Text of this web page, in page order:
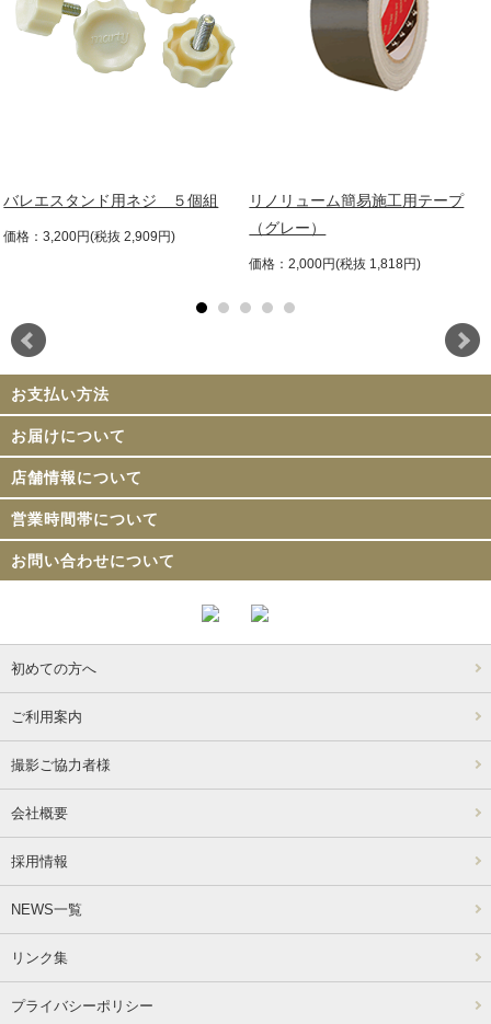
バレエスタンド用ネジ ５個組
価格：3,200円(税抜 2,909円)
リノリューム簡易施工用テープ
（グレー）
価格：2,000円(税抜 1,818円)
お支払い方法
お届けについて
店舗情報について
営業時間帯について
お問い合わせについて
初めての方へ
ご利用案内
撮影ご協力者様
会社概要
採用情報
NEWS一覧
リンク集
プライバシーポリシー